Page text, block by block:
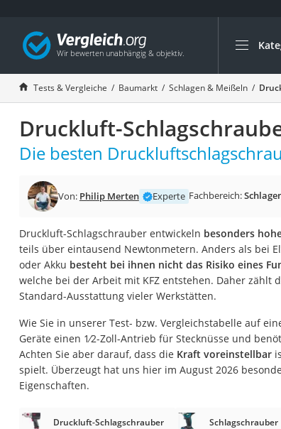
Die
Baumarkt
Tresor
Makita-
Kappsäge
Smartes
Akku-
Split-
Pelletofen
Tests & Vergleiche Baumarkt Schlagen & Meißeln
Druckluft-
Die besten
Von: Philip Merten Experte Fachbereich:
Druckluft-Schlagschrauber entwickeln besonders
teils über eintausend Newtonmetern. Anders als bei
oder Akku besteht bei ihnen nicht das Risiko eines
welche bei der Arbeit mit KFZ entstehen. Daher zählt
Standard-Ausstattung vieler Werkstätten.
Wie Sie in unserer Test- bzw. Vergleichstabelle auf
Geräte einen 1⁄2-Zoll-Antrieb für Stecknüsse und
Achten Sie aber darauf, dass die Kraft voreinstellbar
spielt. Überzeugt hat uns hier im August 2026
Eigenschaften.
Druckluft-Schlagschrauber Schlagschrauber